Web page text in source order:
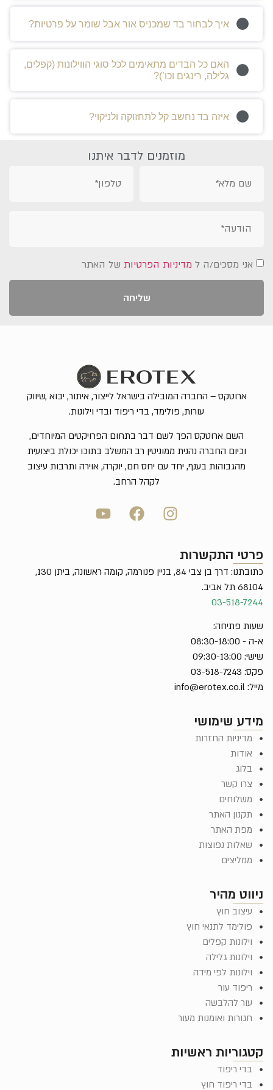
איך לבחור בד שמכניס אור אבל שומר על פרטיות?
האם כל הבדים מתאימים לכל סוגי הווילונות (קפלים,
גלילה, רינגים וכו’)?
איזה בד נחשב קל לתחזוקה ולניקוי?
מוזמנים לדבר איתנו
אני מסכים/ה ל מדיניות הפרטיות של האתר
שליחה
קטגוריות ראשיות
בדי ריפוד
בדי ריפוד חוץ
ניווט מהיר
עיצוב חוץ
פולימד לתנאי חוץ
וילונות קפלים
וילונות גלילה
וילונות לפי מידה
ריפוד עור
עור להלבשה
חגורות ואומנות מעור
מידע שימושי
מדיניות החזרות
אודות
בלוג
צרו קשר
משלוחים
תקנון האתר
מפת האתר
שאלות נפוצות
ממליצים
פרטי התקשרות
כתובתנו: דרך בן צבי 84, בניין פנורמה, קומה ראשונה, ביתן 130,
68104 תל אביב.
03-518-7244
שעות פתיחה:
א-ה - 08:30-18:00
שישי: 09:30-13:00
פקס: 03-518-7243
מייל: info@erotex.co.il
ארוטקס – החברה המובילה בישראל לייצור, איתור, יבוא ,שיווק
עורות, פולימד, בדי ריפוד ובדי וילונות.
השם ארוטקס הפך לשם דבר בתחום הפרויקטים המיוחדים,
וכיום החברה נהנית ממוניטין רב המשלב בתוכו יכולת ביצועית
מהגבוהות בענף, יחד עם יחס חם, יוקרה, אוירה ותרבות עיצוב
לקהל הרחב.